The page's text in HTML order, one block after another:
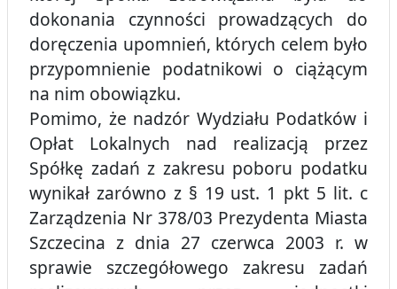
dokonania czynności prowadzących do
doręczenia upomnień, których celem było
przypomnienie podatnikowi o ciążącym
na nim obowiązku.
Pomimo, że nadzór Wydziału Podatków i
Opłat Lokalnych nad realizacją przez
Spółkę zadań z zakresu poboru podatku
wynikał zarówno z § 19 ust. 1 pkt 5 lit. c
Zarządzenia Nr 378/03 Prezydenta Miasta
Szczecina z dnia 27 czerwca 2003 r. w
sprawie szczegółowego zakresu zadań